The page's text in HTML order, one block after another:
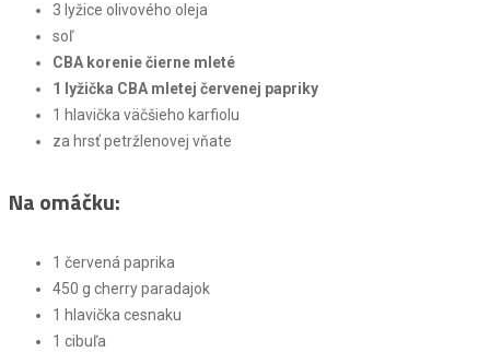
3 lyžice olivového oleja
soľ
CBA korenie čierne mleté
1 lyžička CBA mletej červenej papriky
1 hlavička väčšieho karfiolu
za hrsť petržlenovej vňate
Na omáčku:
1 červená paprika
450 g cherry paradajok
1 hlavička cesnaku
1 cibuľa